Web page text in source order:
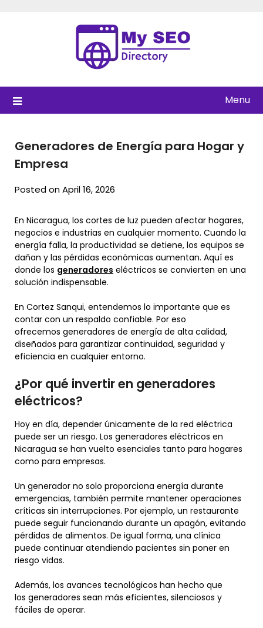
Menu
Generadores de Energía para Hogar y
Empresa
Posted on April 16, 2026
En Nicaragua, los cortes de luz pueden afectar hogares,
negocios e industrias en cualquier momento. Cuando la
energía falla, la productividad se detiene, los equipos se
dañan y las pérdidas económicas aumentan. Aquí es
donde los generadores eléctricos se convierten en una
solución indispensable.
En Cortez Sanqui, entendemos lo importante que es
contar con un respaldo confiable. Por eso
ofrecemos generadores de energía de alta calidad,
diseñados para garantizar continuidad, seguridad y
eficiencia en cualquier entorno.
¿Por qué invertir en generadores
eléctricos?
Hoy en día, depender únicamente de la red eléctrica
puede ser un riesgo. Los generadores eléctricos en
Nicaragua se han vuelto esenciales tanto para hogares
como para empresas.
Un generador no solo proporciona energía durante
emergencias, también permite mantener operaciones
críticas sin interrupciones. Por ejemplo, un restaurante
puede seguir funcionando durante un apagón, evitando
pérdidas de alimentos. De igual forma, una clínica
puede continuar atendiendo pacientes sin poner en
riesgo vidas.
Además, los avances tecnológicos han hecho que
los generadores sean más eficientes, silenciosos y
fáciles de operar.